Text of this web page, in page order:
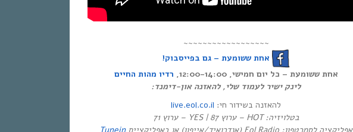
~~~~~~~~~~~~~~~~~~
אחת ששומעת – גם בפייסבוק!
אחת ששומעת – כל יום חמישי, 12:00-14:00,
רדיו מהות החיים
לינק ישיר לעמוד שלי, להאזנה און-דימנד:
להאזנה בשידור חי: live.eol.co.il
בטלויזיה: HOT – ערוץ 87 | YES – ערוץ 71
אפליקציה לסמרטפון: Eol Radio (אנדרואיד/אייפון) או באפליקציית
Tunein